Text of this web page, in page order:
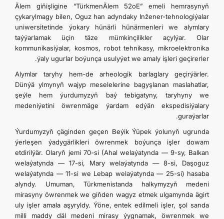
Älem giňişligine “TürkmenÄlem 52oE” emeli hemrasynyň
çykarylmagy bilen, Oguz han adyndaky Inžener-tehnologiýalar
uniwersitetinde ýokary hünärli hünärmenleri we alymlary
taýýarlamak üçin täze mümkinçilikler açylýar. Olar
kommunikasiýalar, kosmos, robot tehnikasy, mikroelektronika
ýaly ugurlar boýunça usulyýet we amaly işleri geçirerler.
Alymlar taryhy hem-de arheologik barlaglary geçirýärler.
Dünýä ylmynyň wajyp meselelerine bagyşlanan maslahatlar,
şeýle hem ýurdumyzyň baý tebigatyny, taryhyny we
medeniýetini öwrenmäge ýardam edýän ekspedisiýalary
guraýarlar.
Ýurdumyzyň çäginden geçen Beýik Ýüpek ýolunyň ugrunda
ýerleşen ýadygärlikleri öwrenmek boýunça işler dowam
etdirilýär. Olaryň jemi 70-si (Ahal welaýatynda — 9-sy, Balkan
welaýatynda — 17-si, Mary welaýatynda — 8-si, Daşoguz
welaýatynda — 11-si we Lebap welaýatynda — 25-si) hasaba
alyndy. Umuman, Türkmenistanda halkymyzyň medeni
mirasyny öwrenmek we giňden wagyz etmek ulgamynda ägirt
uly işler amala aşyryldy. Ýöne, entek edilmeli işler, şol sanda
milli maddy däl medeni mirasy ýygnamak, öwrenmek we